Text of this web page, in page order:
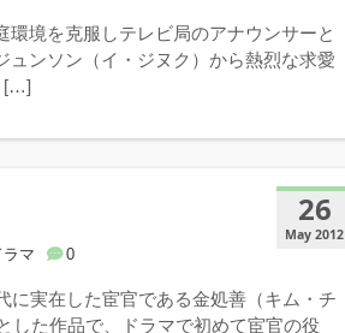
境を克服しテレビ局のアナウンサーと
ンソン（イ・ジヌク）から熱烈な求愛
[…]
26
May 2012
マ 0
に実在した宦官である金処善（キム・チ
した作品で、ドラマで初めて宦官の役